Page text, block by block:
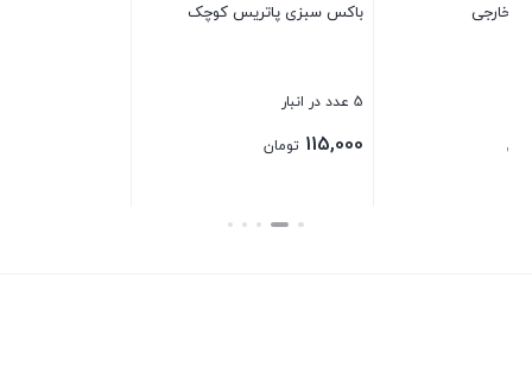
کوچک